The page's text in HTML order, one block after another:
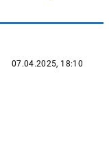
07.04.2025, 18:10